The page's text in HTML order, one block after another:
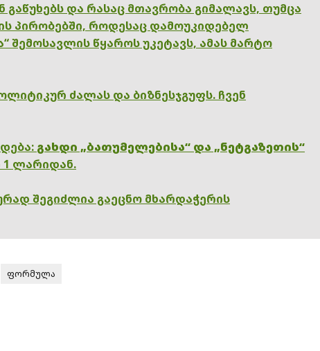
გაწუხებს და რასაც მთავრობა გიმალავს, თუმცა
პირობებში, როდესაც დამოუკიდებელ
შემოსავლის წყაროს უკეტავს, ამას მარტო
ძალას და ბიზნესჯგუფს. ჩვენ
გახდი „ბათუმელებისა“ და „ნეტგაზეთის“
1 ლარიდან.
შეგიძლია გაეცნო მხარდაჭერის
ფორმულა